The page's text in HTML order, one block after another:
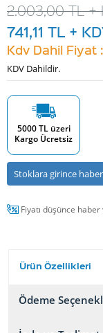
2.003,00TL +
741,11 TL +
Kdv Dahil Fiyat
KDV Dahildir.
5000 TL üzeri
Kargo Ücretsiz
Stoklara girince
Fiyatı düşünce haber
Ürün Özellikleri
Ödeme